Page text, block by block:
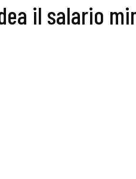
il salario